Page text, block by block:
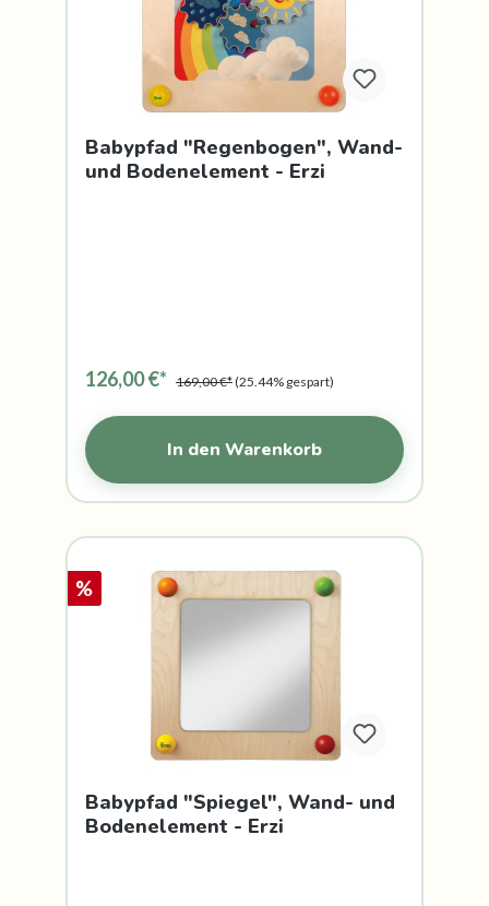
Babypfad "Regenbogen", Wand-
und Bodenelement - Erzi
126,00 €* 169,00 €*(25.44% gespart)
In den Warenkorb
%
Babypfad "Spiegel", Wand- und
Bodenelement - Erzi